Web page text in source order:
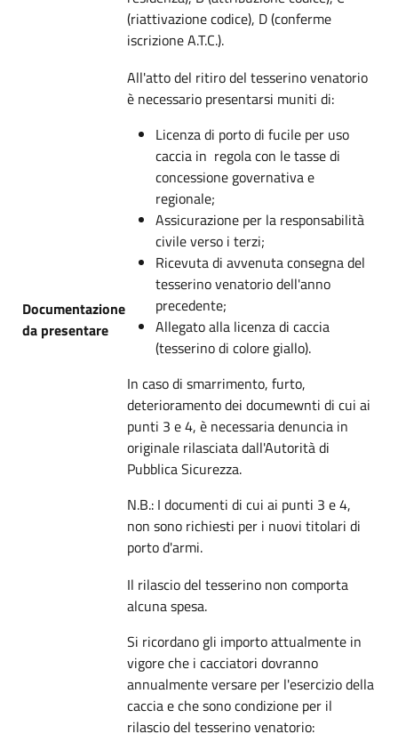
(riattivazione codice), D (conferme
iscrizione A.T.C.).
Documentazione
da presentare
All'atto del ritiro del tesserino venatorio
è necessario presentarsi muniti di:
Licenza di porto di fucile per uso
caccia in regola con le tasse di
concessione governativa e
regionale;
Assicurazione per la responsabilità
civile verso i terzi;
Ricevuta di avvenuta consegna del
tesserino venatorio dell'anno
precedente;
Allegato alla licenza di caccia
(tesserino di colore giallo).
In caso di smarrimento, furto,
deterioramento dei documewnti di cui ai
punti 3 e 4, è necessaria denuncia in
originale rilasciata dall'Autorità di
Pubblica Sicurezza.
N.B.: I documenti di cui ai punti 3 e 4,
non sono richiesti per i nuovi titolari di
porto d'armi.
Il rilascio del tesserino non comporta
alcuna spesa.
Si ricordano gli importo attualmente in
vigore che i cacciatori dovranno
annualmente versare per l'esercizio della
caccia e che sono condizione per il
rilascio del tesserino venatorio: